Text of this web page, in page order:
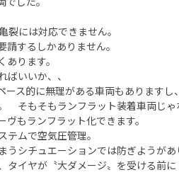
には対応できません。
するしかありません。
ります。
いいか、、
ース的に無理がある車両もあります
そもそもランフラット装着車両じ
もランフラット化できます。
ムで空気圧管理。
うシチュエーションでは防ぎようが
タイヤが〝大ダメージ〟を受ける前